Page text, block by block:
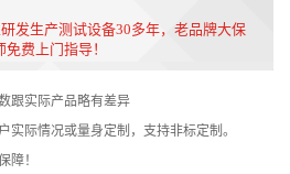
发生产测试设备30多年，老品牌大保
费上门指导！
跟实际产品略有差异
实际情况或量身定制，支持非标定制。
障！